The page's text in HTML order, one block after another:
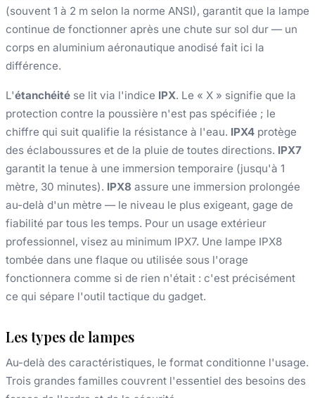
(souvent 1 à 2 m selon la norme ANSI), garantit que la lampe
continue de fonctionner après une chute sur sol dur — un
corps en aluminium aéronautique anodisé fait ici la
différence.
L'étanchéité se lit via l'indice IPX. Le « X » signifie que la
protection contre la poussière n'est pas spécifiée ; le
chiffre qui suit qualifie la résistance à l'eau. IPX4 protège
des éclaboussures et de la pluie de toutes directions. IPX7
garantit la tenue à une immersion temporaire (jusqu'à 1
mètre, 30 minutes). IPX8 assure une immersion prolongée
au-delà d'un mètre — le niveau le plus exigeant, gage de
fiabilité par tous les temps. Pour un usage extérieur
professionnel, visez au minimum IPX7. Une lampe IPX8
tombée dans une flaque ou utilisée sous l'orage
fonctionnera comme si de rien n'était : c'est précisément
ce qui sépare l'outil tactique du gadget.
Les types de lampes
Au-delà des caractéristiques, le format conditionne l'usage.
Trois grandes familles couvrent l'essentiel des besoins des